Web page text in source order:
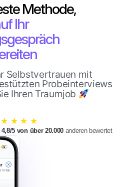
Methode,
Ihr
Selbstvertrauen mit
Probeinterviews
Ihren Traumjob
★ ★ ★ ★
4,8/5 von über 20.000 anderen bewertet